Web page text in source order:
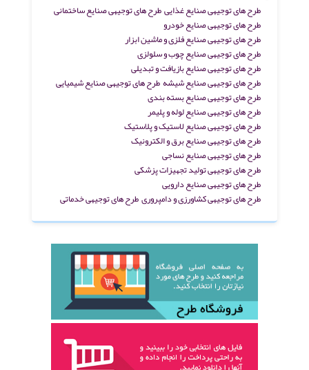
طرح های توجیهی صنایع غذاییطرح های توجیهی صنایع ساختمانی
طرح های توجیهی صنایع خودرو
طرح های توجیهی صنایع فلزی و ماشین ابزار
طرح های توجیهی صنایع چوب و سلولزی
طرح های توجیهی صنایع بازیافت و تبدیلی
طرح های توجیهی صنایع شیشه طرح های توجیهی صنایع شیمیایی
طرح های توجیهی صنایع بسته بندی
طرح های توجیهی صنایع لوله و پلیمر
طرح های توجیهی صنایع لاستیک و پلاستیک
طرح های توجیهی صنایع برق و الکترونیک
طرح های توجیهی صنایع نساجی
طرح های توجیهی تولید تجهیزات پزشکی
طرح های توجیهی صنایع دارویی
طرح های توجیهی کشاورزی و دامپروریطرح های توجیهی خدماتی